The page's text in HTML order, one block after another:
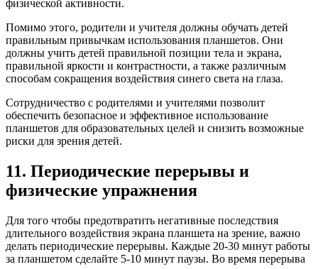
физической активности.
Помимо этого, родители и учителя должны обучать детей
правильным привычкам использования планшетов. Они
должны учить детей правильной позиции тела и экрана,
правильной яркости и контрастности, а также различным
способам сокращения воздействия синего света на глаза.
Сотрудничество с родителями и учителями позволит
обеспечить безопасное и эффективное использование
планшетов для образовательных целей и снизить возможные
риски для зрения детей.
11. Периодические перерывы и
физические упражнения
Для того чтобы предотвратить негативные последствия
длительного воздействия экрана планшета на зрение, важно
делать периодические перерывы. Каждые 20-30 минут работы
за планшетом сделайте 5-10 минут паузы. Во время перерыва